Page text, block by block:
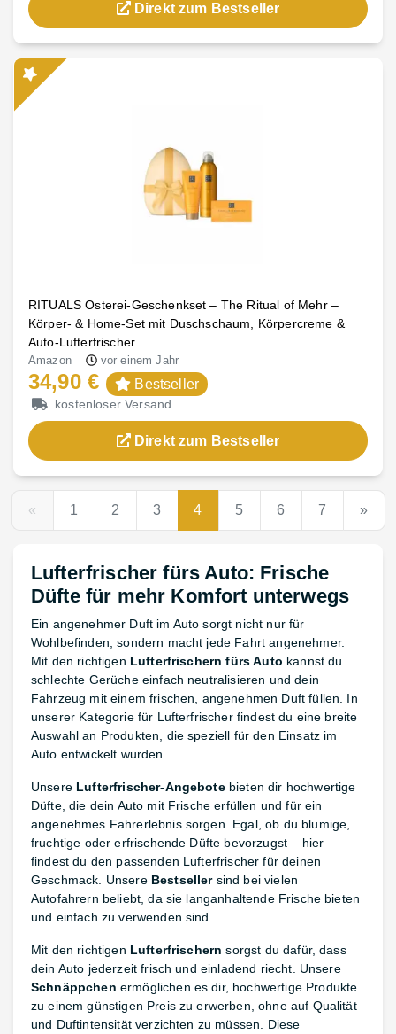
Direkt zum Bestseller
RITUALS Osterei-Geschenkset – The Ritual of Mehr –
Körper- & Home-Set mit Duschschaum, Körpercreme &
Auto-Lufterfrischer
Amazon vor einem Jahr
34,90 € Bestseller
kostenloser Versand
Direkt zum Bestseller
« 1 2 3 4 5 6 7 »
Lufterfrischer fürs Auto: Frische
Düfte für mehr Komfort unterwegs
Ein angenehmer Duft im Auto sorgt nicht nur für
Wohlbefinden, sondern macht jede Fahrt angenehmer.
Mit den richtigen Lufterfrischern fürs Auto kannst du
schlechte Gerüche einfach neutralisieren und dein
Fahrzeug mit einem frischen, angenehmen Duft füllen. In
unserer Kategorie für Lufterfrischer findest du eine breite
Auswahl an Produkten, die speziell für den Einsatz im
Auto entwickelt wurden.
Unsere Lufterfrischer-Angebotebieten dir hochwertige
Düfte, die dein Auto mit Frische erfüllen und für ein
angenehmes Fahrerlebnis sorgen. Egal, ob du blumige,
fruchtige oder erfrischende Düfte bevorzugst – hier
findest du den passenden Lufterfrischer für deinen
Geschmack. Unsere Bestsellersind bei vielen
Autofahrern beliebt, da sie langanhaltende Frische bieten
und einfach zu verwenden sind.
Mit den richtigen Lufterfrischern sorgst du dafür, dass
dein Auto jederzeit frisch und einladend riecht. Unsere
Schnäppchen ermöglichen es dir, hochwertige Produkte
zu einem günstigen Preis zu erwerben, ohne auf Qualität
und Duftintensität verzichten zu müssen. Diese